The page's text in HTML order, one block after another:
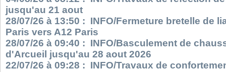
jusqu'au 21 aout
28/07/26 à 13:50 : INFO/Fermeture bretelle de
Paris vers A12 Paris
28/07/26 à 09:40 : INFO/Basculement de
d'Arcueil jusqu'au 28 aout 2026
22/07/26 à 09:28 : INFO/Travaux de